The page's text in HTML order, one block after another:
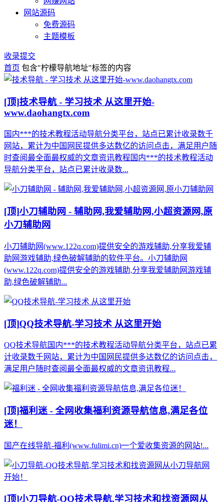
网站源码
免费源码
主题模板
收录提交
首页 包含"柠檬导航地址"标签的内容
[顶]技术导航 - 学习技术 从这里开始-
www.daohangtx.com
国内***的技术教程活动导航分类平台，站点已累计收录数千
网站，累计为中国网民提供多达数亿的访问点击，满足用户随
时查阅最全面最权威的文章资讯教程国内***的技术教程活动
导航分类平台，站点已累计收录数...
[顶]小刀辅助网 - 辅助网,我爱辅助网,小超资源网,原
小刀辅助网
小刀辅助网(www.122q.com)提供安全的游戏辅助,分享我爱辅
助网游戏辅助,绿色破解辅助的软件平台。小刀辅助网
(www.122q.com)提供安全的游戏辅助,分享我爱辅助网游戏辅
助,绿色破解辅助...
[顶]QQ技术导航-学习技术 从这里开始
QQ技术导航国内***的技术教程活动导航分类平台，站点已累
计收录数千网站，累计为中国网民提供多达数亿的访问点击，
满足用户随时查阅最全面最权威的文章资讯教程...
[顶]福利迷 - 全网收集福利资源导航信息,满足各位
迷！
国产在线导航-福利(www.fulimi.cn)一个爱收集资源的网站!...
[顶]小刀导航-QQ技术导航,学习技术和找资源网从